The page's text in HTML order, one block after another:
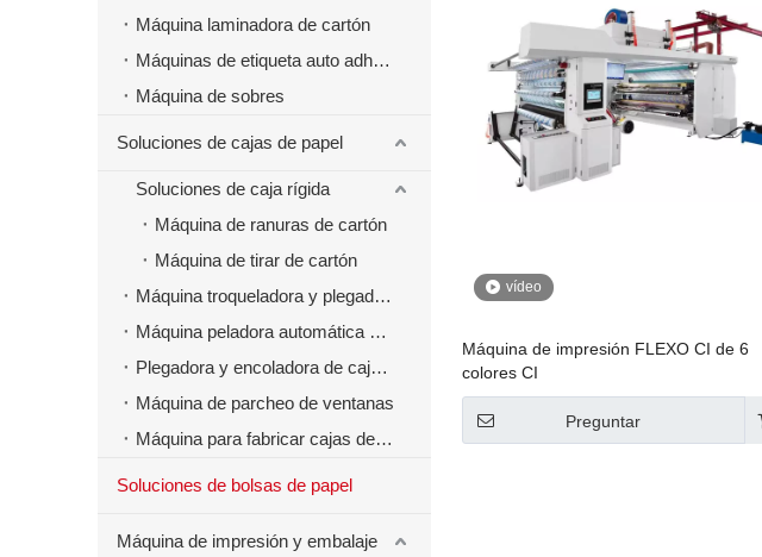
Máquina laminadora de cartón
Máquinas de etiqueta auto adhesivas
Máquina de sobres
Soluciones de cajas de papel
Soluciones de caja rígida
Máquina de ranuras de cartón
Máquina de tirar de cartón
Máquina troqueladora y plegadora
Máquina peladora automática de cajas de papel
Plegadora y encoladora de cajas de papel
Máquina de parcheo de ventanas
Máquina para fabricar cajas de papel de comida rápida para hamburguesas
Soluciones de bolsas de papel
Máquina de impresión y embalaje
vídeo
Máquina de impresión FLEXO CI de 6
colores CI
Preguntar